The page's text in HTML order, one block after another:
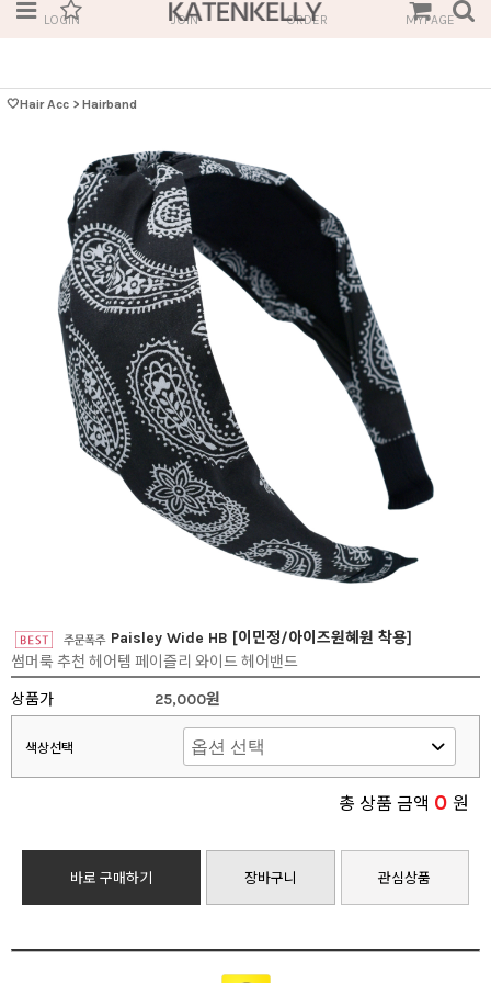
LOGIN JOIN ORDER MYPAGE
🤍Hair Acc > Hairband
Paisley Wide HB [이민정/아이즈원혜원 착용]
썸머룩 추천 헤어템 페이즐리 와이드 헤어밴드
상품가
25,000원
색상선택
총 상품 금액 0 원
바로 구매하기 장바구니 관심상품